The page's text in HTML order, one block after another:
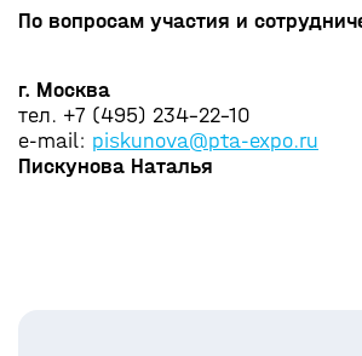
По вопросам участия и
г. Москва
тел. +7 (495) 234-22-10
e-mail: piskunova@pta-expo.ru
Пискунова Наталья